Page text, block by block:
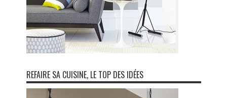
REFAIRE SA CUISINE, LE TOP DES IDÉES